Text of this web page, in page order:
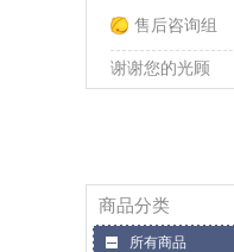
售后咨询组
谢谢您的光顾
商品分类
所有商品